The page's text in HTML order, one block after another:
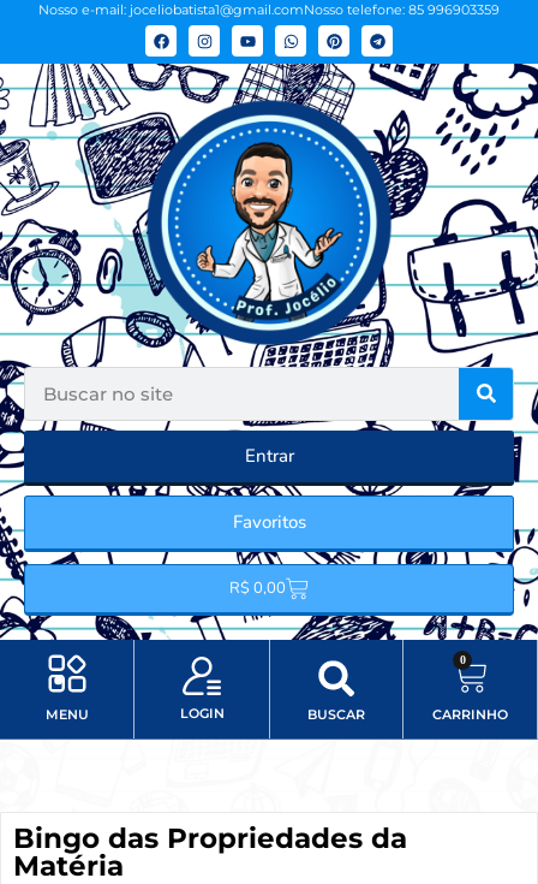
Nosso e-mail: joceliobatista1@gmail.comNosso telefone: 85 996903359
Entrar
Favoritos
R$ 0,00
MENU LOGIN BUSCAR
0
CARRINHO
Bingo das Propriedades da
Matéria